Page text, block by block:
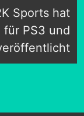
Sports hat
für PS3 und